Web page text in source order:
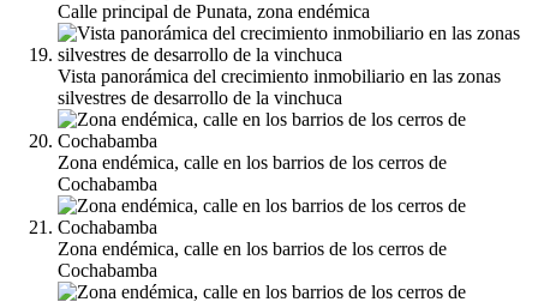
Calle principal de Punata, zona endémica
Vista panorámica del crecimiento inmobiliario en las zonas
silvestres de desarrollo de la vinchuca
Zona endémica, calle en los barrios de los cerros de
Cochabamba
Zona endémica, calle en los barrios de los cerros de
Cochabamba